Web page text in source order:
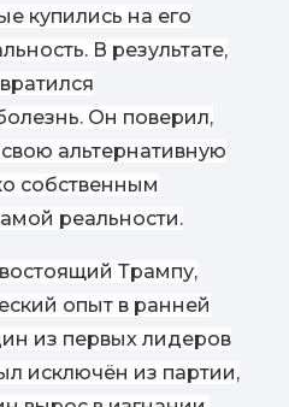
купились на его
В результате,
Он поверил,
альтернативную
собственным
реальности.
Трампу,
опыт в ранней
из первых лидеров
исключён из партии,